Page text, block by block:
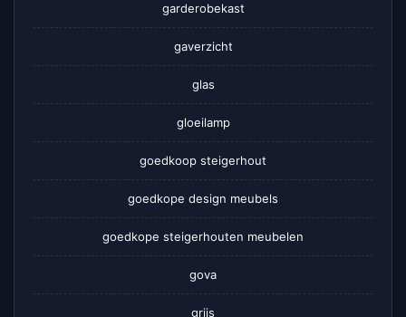
garderobekast
gaverzicht
glas
gloeilamp
goedkoop steigerhout
goedkope design meubels
goedkope steigerhouten meubelen
gova
grijs